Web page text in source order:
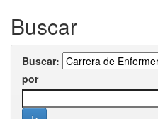
Buscar
Buscar:
por